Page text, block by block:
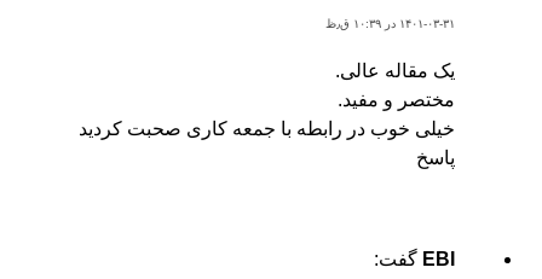
۱۴۰۱-۰۳-۳۱ در ۱۰:۳۹ ق٫ظ
یک مقاله عالی.
مختصر و مفید.
خیلی خوب در رابطه با جمعه کاری صحبت کردید
پاسخ
EBI گفت: